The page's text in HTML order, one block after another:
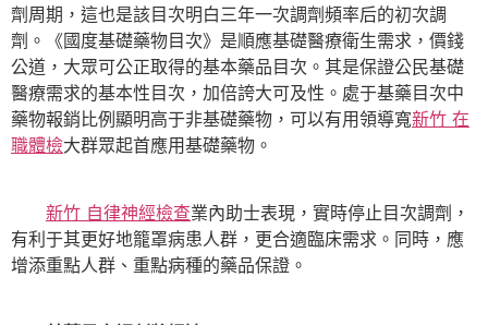
劑周期，這也是該目次明白三年一次調劑頻率后的初次調
劑。《國度基礎藥物目次》是順應基礎醫療衛生需求，價錢
公道，大眾可公正取得的基本藥品目次。其是保證公民基礎
醫療需求的基本性目次，加倍誇大可及性。處于基藥目次中
藥物報銷比例顯明高于非基礎藥物，可以有用領導寬新竹 在
職體檢大群眾起首應用基礎藥物。
新竹 自律神經檢查業內助士表現，實時停止目次調劑，
有利于其更好地籠罩病患人群，更合適臨床需求。同時，應
增添重點人群、重點病種的藥品保證。